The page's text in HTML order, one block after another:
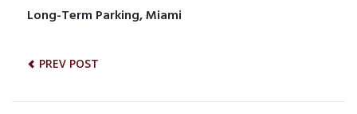
NAWIGACJA
Long-Term Parking, Miami
PREV POST
Previous